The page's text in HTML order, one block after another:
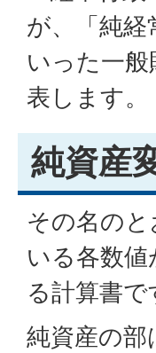
が、「純
いった一
表します。
純資産
その名の
いる各数
る計算書で
純資産の